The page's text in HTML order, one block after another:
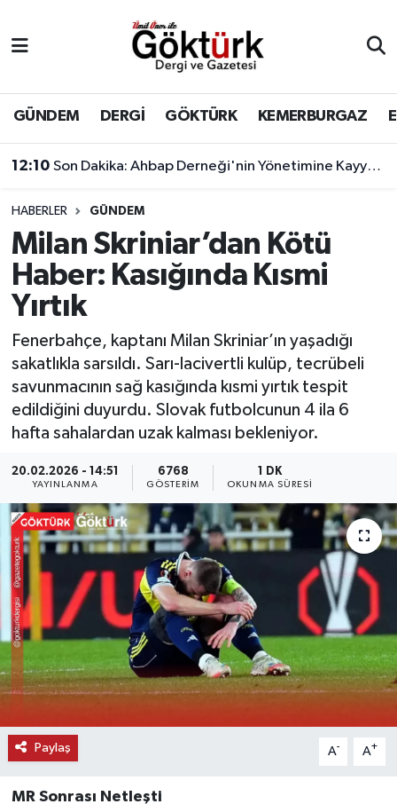
GÜNDEM DERGİ GÖKTÜRK KEMERBURGAZ
12:10 Son Dakika: Ahbap Derneği'nin Yönetimine Kayyum Atandı
HABERLER GÜNDEM
Milan Skriniar’dan Kötü
Haber: Kasığında Kısmi
Yırtık
Fenerbahçe, kaptanı Milan Skriniar’ın yaşadığı
sakatlıkla sarsıldı. Sarı-lacivertli kulüp, tecrübeli
savunmacının sağ kasığında kısmi yırtık tespit
edildiğini duyurdu. Slovak futbolcunun 4 ila 6
hafta sahalardan uzak kalması bekleniyor.
20.02.2026 - 14:51
YAYINLANMA
6768
GÖSTERIM
1 DK
OKUNMA SÜRESI
Paylaş A- A+
MR Sonrası Netleşti
BİLİM
DERGİ
DÜNYA
EĞİTİM
EKONOMİ
GÖKTÜRK
GÜNDEM
KEMERBURGAZ
KÜLTÜR - SANAT
MAGAZİN
SAĞLIK
TEKNOLOJİ
TİCARET
YAŞAM
Eyüpsultan Hava Durumu
Eyüpsultan Trafik Yoğunluk Haritası
Süper Lig Puan Durumu ve Fikstür
Tüm Manşetler
Son Dakika Haberleri
Haber Arşivi